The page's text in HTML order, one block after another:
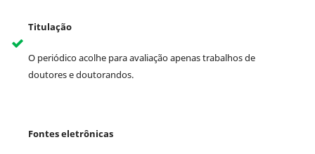
Titulação
O periódico acolhe para avaliação apenas trabalhos de
doutores e doutorandos.
Fontes eletrônicas